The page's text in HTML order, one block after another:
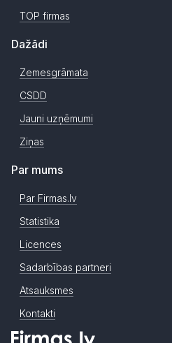
TOP firmas
Dažādi
Zemesgrāmata
CSDD
Jauni uzņēmumi
Ziņas
Par mums
Par Firmas.lv
Statistika
Licences
Sadarbības partneri
Atsauksmes
Kontakti